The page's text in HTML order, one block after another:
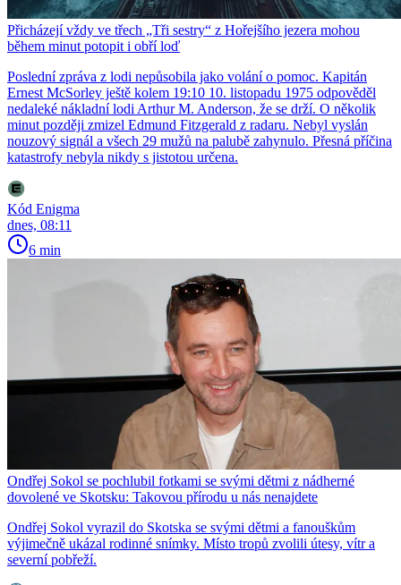
Přicházejí vždy ve třech „Tři sestry“ z Hořejšího jezera mohou
během minut potopit i obří loď
Poslední zpráva z lodi nepůsobila jako volání o pomoc. Kapitán
Ernest McSorley ještě kolem 19:10 10. listopadu 1975 odpověděl
nedaleké nákladní lodi Arthur M. Anderson, že se drží. O několik
minut později zmizel Edmund Fitzgerald z radaru. Nebyl vyslán
nouzový signál a všech 29 mužů na palubě zahynulo. Přesná příčina
katastrofy nebyla nikdy s jistotou určena.
Kód Enigma
dnes, 08:11
6 min
Ondřej Sokol se pochlubil fotkami se svými dětmi z nádherné
dovolené ve Skotsku: Takovou přírodu u nás nenajdete
Ondřej Sokol vyrazil do Skotska se svými dětmi a fanouškům
výjimečně ukázal rodinné snímky. Místo tropů zvolili útesy, vítr a
severní pobřeží.